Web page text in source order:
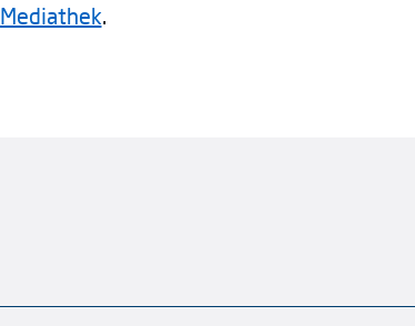
Mediathek.